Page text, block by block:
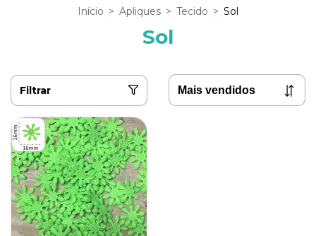
Início > Apliques > Tecido > Sol
Sol
Filtrar